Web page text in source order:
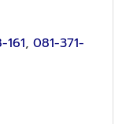
, 081-371-